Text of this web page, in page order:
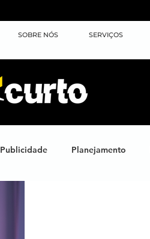
SOBRE NÓS SERVIÇOS
Publicidade Planejamento